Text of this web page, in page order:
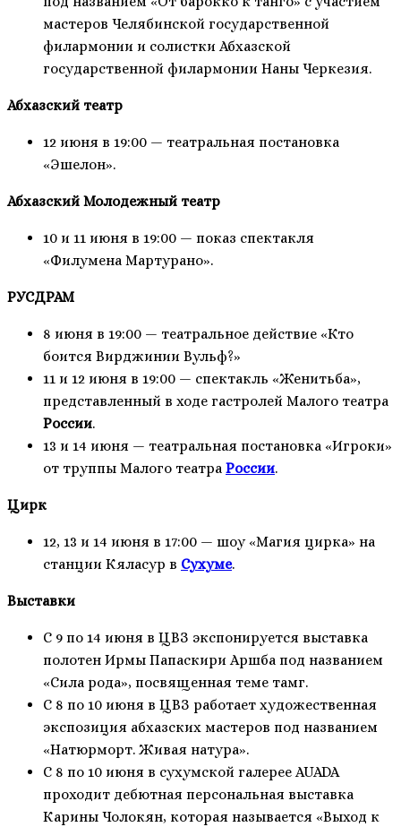
мастеров Челябинской государственной
филармонии и солистки Абхазской
государственной филармонии Наны Черкезия.
Абхазский театр
12 июня в 19:00 — театральная постановка
«Эшелон».
Абхазский Молодежный театр
10 и 11 июня в 19:00 — показ спектакля
«Филумена Мартурано».
РУСДРАМ
8 июня в 19:00 — театральное действие «Кто
боится Вирджинии Вульф?»
11 и 12 июня в 19:00 — спектакль «Женитьба»,
представленный в ходе гастролей Малого театра
России.
13 и 14 июня — театральная постановка «Игроки»
от труппы Малого театра России.
Цирк
12, 13 и 14 июня в 17:00 — шоу «Магия цирка» на
станции Кяласур в Сухуме.
Выставки
С 9 по 14 июня в ЦВЗ экспонируется выставка
полотен Ирмы Папаскири Аршба под названием
«Сила рода», посвященная теме тамг.
С 8 по 10 июня в ЦВЗ работает художественная
экспозиция абхазских мастеров под названием
«Натюрморт. Живая натура».
С 8 по 10 июня в сухумской галерее AUADA
проходит дебютная персональная выставка
Карины Чолокян, которая называется «Выход к